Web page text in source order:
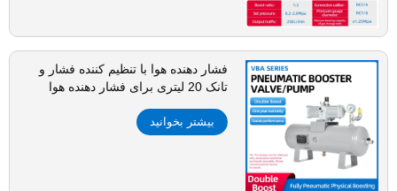
فشار دهنده هوا با تنظیم کننده فشار و
تانک 20 لیتری برای فشار دهنده هوا
بیشتر بخوانید